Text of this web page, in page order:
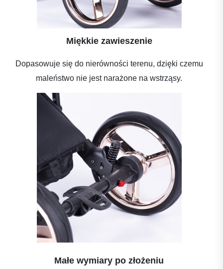
Miękkie zawieszenie
Dopasowuje się do nierówności terenu, dzięki czemu
maleństwo nie jest narażone na wstrząsy.
Małe wymiary po złożeniu